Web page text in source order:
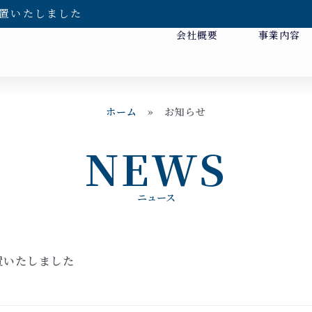
いたしました
会社概要
事業内容
ホーム » お知らせ
NEWS
ニュース
たしました